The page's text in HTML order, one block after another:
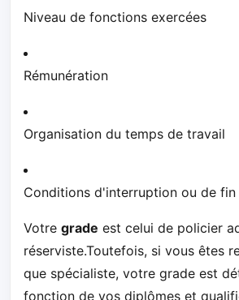
Niveau de fonctions exercées
Rémunération
Organisation du temps de travail
Conditions d'interruption ou de
Votre grade est celui de policier
réserviste.Toutefois, si vous êtes
que spécialiste, votre grade est
fonction de vos diplômes et